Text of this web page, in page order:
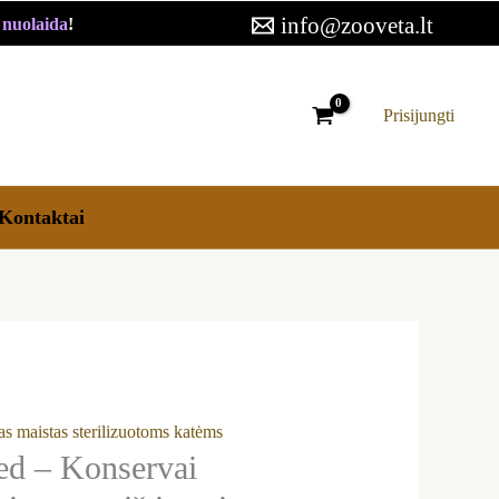
! info@zooveta.lt
Prisijungti
maistas sterilizuotoms katėms
– Konservai
through